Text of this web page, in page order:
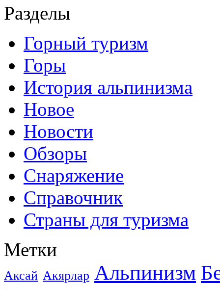
Разделы
Горный туризм
Горы
История альпинизма
Новое
Новости
Обзоры
Снаряжение
Справочник
Страны для туризма
Метки
Аксай Акярлар Альпинизм